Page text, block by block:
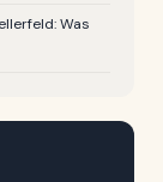
Was